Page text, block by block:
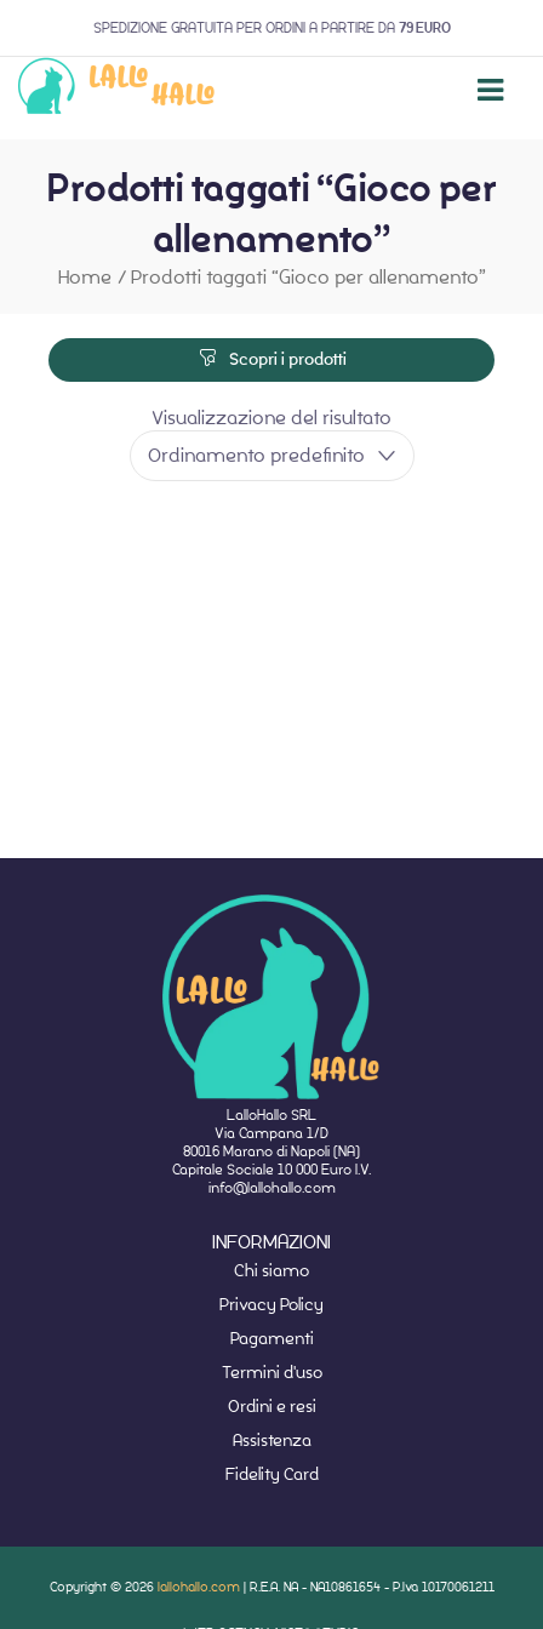
SPEDIZIONE GRATUITA PER ORDINI A PARTIRE DA 79 EURO
Prodotti taggati “Gioco per
allenamento”
Home / Prodotti taggati “Gioco per allenamento”
Scopri i prodotti
Visualizzazione del risultato
Ordinamento predefinito
LalloHallo SRL
Via Campana 1/D
80016 Marano di Napoli (NA)
Capitale Sociale 10 000 Euro I.V.
info@lallohallo.com
INFORMAZIONI
Chi siamo
Privacy Policy
Pagamenti
Termini d'uso
Ordini e resi
Assistenza
Fidelity Card
Copyright © 2026 lallohallo.com | R.E.A. NA - NA10861654 - P.Iva 10170061211